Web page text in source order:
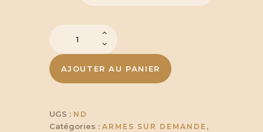
quantité
de
Baguette
de
Durentius
AJOUTER AU PANIER
UGS : ND
Catégories : ARMES SUR DEMANDE ,